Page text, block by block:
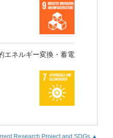
エネルギー変換・蓄電
Research Project and SDGs.▲